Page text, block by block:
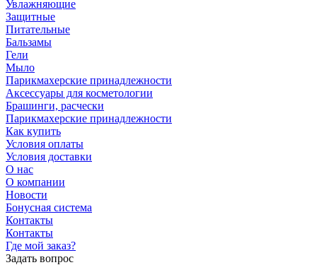
Увлажняющие
Защитные
Питательные
Бальзамы
Гели
Мыло
Парикмахерские принадлежности
Аксессуары для косметологии
Брашинги, расчески
Парикмахерские принадлежности
Как купить
Условия оплаты
Условия доставки
О нас
О компании
Новости
Бонусная система
Контакты
Контакты
Где мой заказ?
Задать вопрос